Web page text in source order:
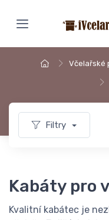
Včelařské
Filtry
Kabáty pro
Kvalitní kabátec je